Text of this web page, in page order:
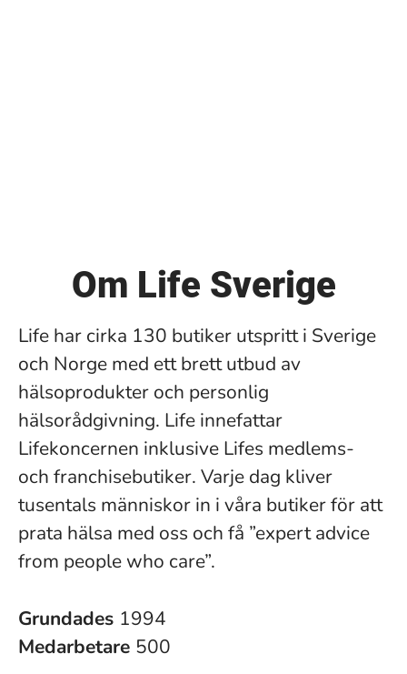
Om Life Sverige
Life har cirka 130 butiker utspritt i Sverige
och Norge med ett brett utbud av
hälsoprodukter och personlig
hälsorådgivning. Life innefattar
Lifekoncernen inklusive Lifes medlems-
och franchisebutiker. Varje dag kliver
tusentals människor in i våra butiker för att
prata hälsa med oss och få ”expert advice
from people who care”.
Grundades 1994
Medarbetare 500